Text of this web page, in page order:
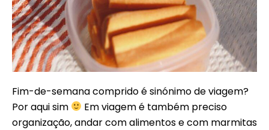
Fim-de-semana comprido é sinónimo de viagem?
Por aqui sim
Em viagem é também preciso
organização, andar com alimentos e com marmitas